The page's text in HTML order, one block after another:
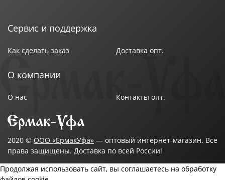
Сервис и поддержка
Как сделать заказ Доставка опт.
О компании
О нас Контакты опт.
2020 © ООО «ЕрмакУфа» — оптовый интернет-магазин. Все
права защищены. Доставка по всей России!
Продолжая использовать сайт, вы соглашаетесь на обработку